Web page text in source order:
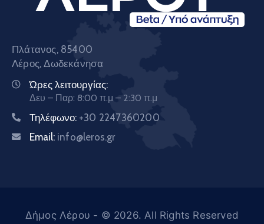
Πλάτανος, 85400
Λέρος, Δωδεκάνησα
Ώρες λειτουργίας:
Δευ – Παρ: 8:00 π.μ – 2:30 π.μ
Τηλέφωνο: +30 2247360200
Email: info@leros.gr
Δήμος Λέρου - © 2026. All Rights Reserved